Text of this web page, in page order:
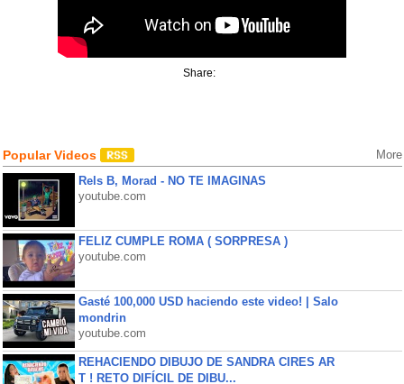
Share:
Popular Videos More
Rels B, Morad - NO TE IMAGINAS
youtube.com
FELIZ CUMPLE ROMA ( SORPRESA )
youtube.com
Gasté 100,000 USD haciendo este video! | Salo
mondrin
youtube.com
REHACIENDO DIBUJO DE SANDRA CIRES AR
T ! RETO DIFÍCIL DE DIBU...